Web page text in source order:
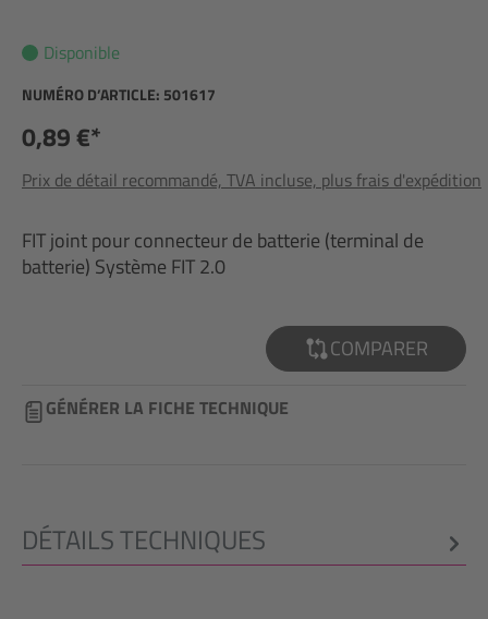
Disponible
NUMÉRO D’ARTICLE: 501617
0,89 €*
Prix de détail recommandé, TVA incluse, plus frais d'expédition
FIT joint pour connecteur de batterie (terminal de
batterie) Système FIT 2.0
COMPARER
GÉNÉRER LA FICHE TECHNIQUE
DÉTAILS TECHNIQUES